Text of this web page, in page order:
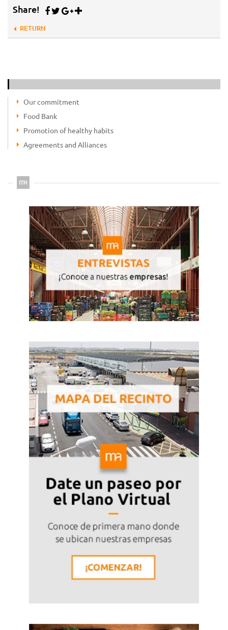
Share!
RETURN
Our commitment
Food Bank
Promotion of healthy habits
Agreements and Alliances